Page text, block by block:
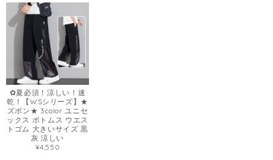
✿夏必須！涼しい！速
乾！【WSシリーズ】★
ズボン★ 3color ユニセ
ックス ボトムス ウエス
トゴム 大きいサイズ 黒
灰 涼しい
¥4,550